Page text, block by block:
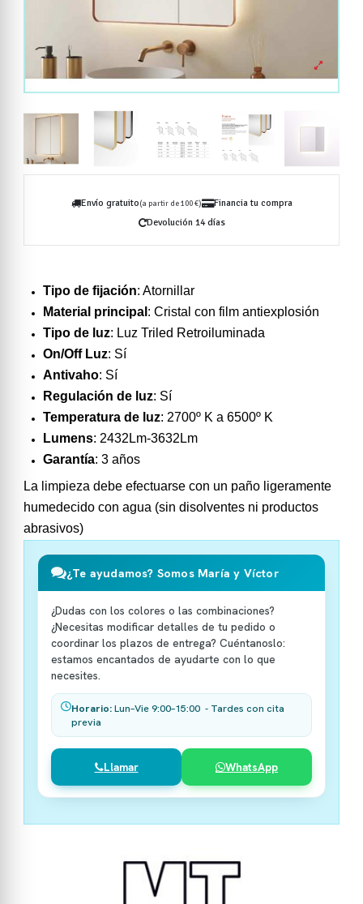
Envío gratuito(a partir de 100 €)
Financia tu compra
Devolución 14 días
Tipo de fijación: Atornillar
Material principal : Cristal con film antiexplosión
Tipo de luz: Luz Triled Retroiluminada
On/Off Luz: Sí
Antivaho: Sí
Regulación de luz: Sí
Temperatura de luz: 2700º K a 6500º K
Lumens: 2432Lm-3632Lm
Garantía: 3 años
La limpieza debe efectuarse con un paño ligeramente
humedecido con agua (sin disolventes ni productos
abrasivos)
¿Te ayudamos? Somos María y Víctor
¿Dudas con los colores o las combinaciones?
¿Necesitas modificar detalles de tu pedido o
coordinar los plazos de entrega? Cuéntanoslo:
estamos encantados de ayudarte con lo que
necesites.
Horario:Lun–Vie 9:00–15:00 - Tardes con cita
previa
Llamar WhatsApp